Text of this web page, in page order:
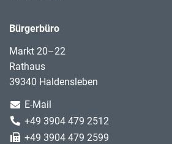
Bürgerbüro
Markt 20–22
Rathaus
39340 Haldensleben
E-Mail
+49 3904 479 2512
+49 3904 479 2599